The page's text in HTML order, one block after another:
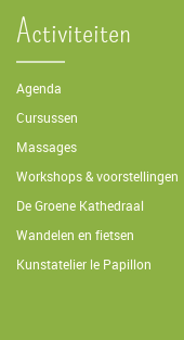
Activiteiten
Agenda
Cursussen
Massages
Workshops & voorstellingen
De Groene Kathedraal
Wandelen en fietsen
Kunstatelier le Papillon